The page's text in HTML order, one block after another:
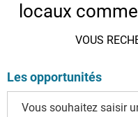
locaux
VOUS
Les opportunités
Vous souhaitez saisir